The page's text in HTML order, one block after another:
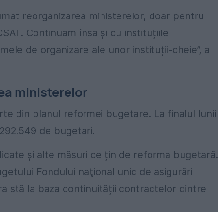
reorganizarea ministerelor, doar pentru
Continuăm însă și cu instituțiile
de organizare ale unor instituții-cheie”, a
ministerelor
din planul reformei bugetare. La finalul lunii
de bugetari.
și alte măsuri ce țin de reforma bugetară.
Fondului naţional unic de asigurări
stă la baza continuității contractelor dintre